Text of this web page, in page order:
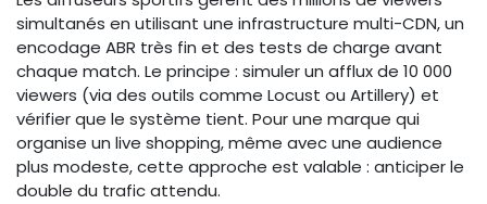
simultanés en utilisant une infrastructure multi-CDN, un
encodage ABR très fin et des tests de charge avant
chaque match. Le principe : simuler un afflux de 10 000
viewers (via des outils comme Locust ou Artillery) et
vérifier que le système tient. Pour une marque qui
organise un live shopping, même avec une audience
plus modeste, cette approche est valable : anticiper le
double du trafic attendu.